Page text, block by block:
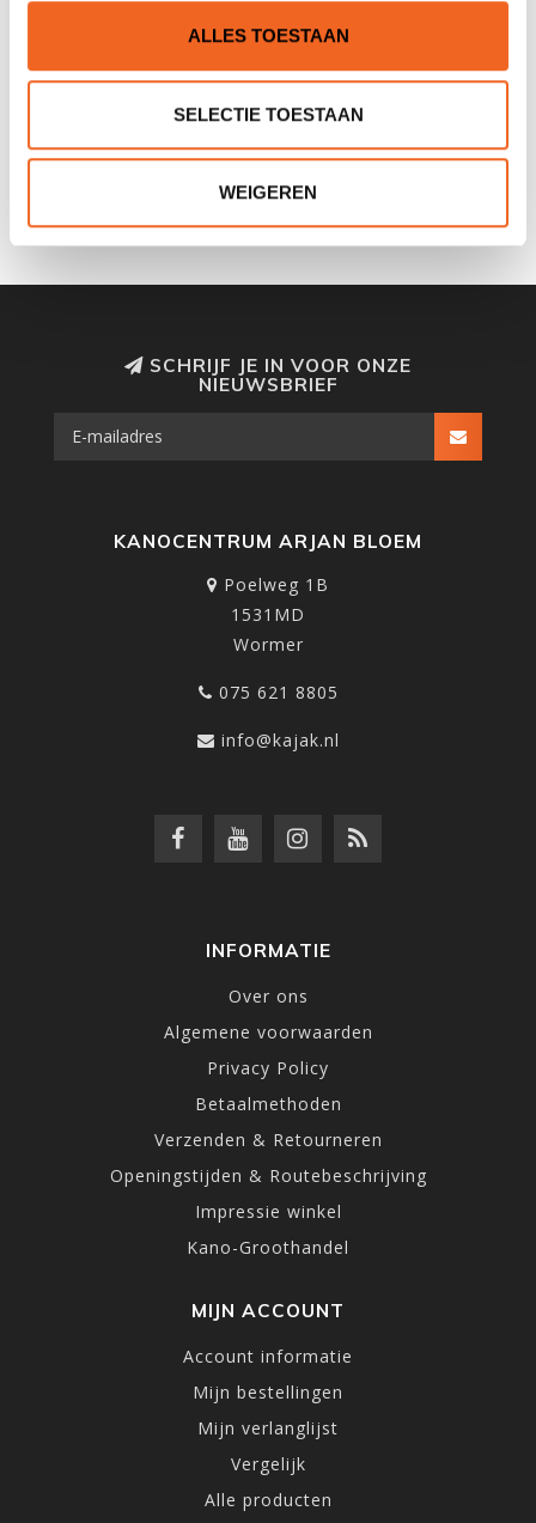
ALLES TOESTAAN
SELECTIE TOESTAAN
WEIGEREN
NORTH WATER VINYL-TEC
2000, 100 ML
NORTH WATER
UNDERDECK
SCHRIJF JE IN VOOR ONZE
NIEUWSBRIEF
KANOCENTRUM ARJAN BLOEM
Poelweg 1B
1531MD
Wormer
075 621 8805
info@kajak.nl
INFORMATIE
Over ons
Algemene voorwaarden
Privacy Policy
Betaalmethoden
Verzenden & Retourneren
Openingstijden & Routebeschrijving
Impressie winkel
Kano-Groothandel
MIJN ACCOUNT
Account informatie
Mijn bestellingen
Mijn verlanglijst
Vergelijk
Alle producten